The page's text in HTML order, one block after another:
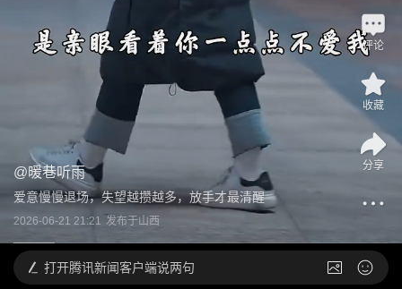
@暖巷听雨
爱意慢慢退场，失望越攒越多，放手才最清醒
2026-06-21 21:21 发布于山西
评论
收藏
分享
打开腾讯新闻客户端说两句